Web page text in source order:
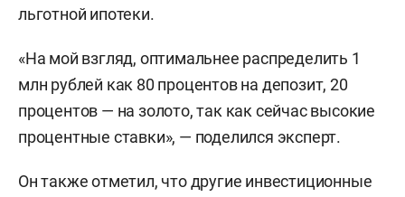
льготной ипотеки.
«На мой взгляд, оптимальнее распределить 1
млн рублей как 80 процентов на депозит, 20
процентов — на золото, так как сейчас высокие
процентные ставки», — поделился эксперт.
Он также отметил, что другие инвестиционные